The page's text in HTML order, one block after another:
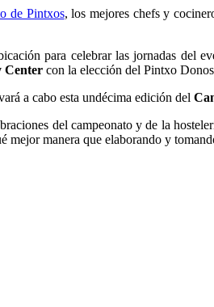
de Pintxos, los mejores chefs y
para celebrar las jornadas del
Center con la elección del Pintxo
a cabo esta undécima edición del
del campeonato y de la
mejor manera que elaborando y